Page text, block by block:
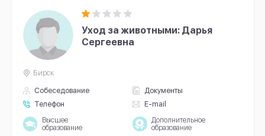
Уход за животными: Дарья
Сергеевна
Собеседование
Документы
Телефон
E-mail
Бирск
Высшее
образование
Дополнительное
образование